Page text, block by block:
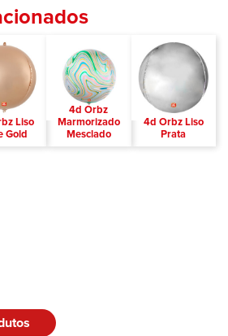
Liso
Gold
4d Orbz
Marmorizado
Mesclado
4d Orbz Liso
Prata